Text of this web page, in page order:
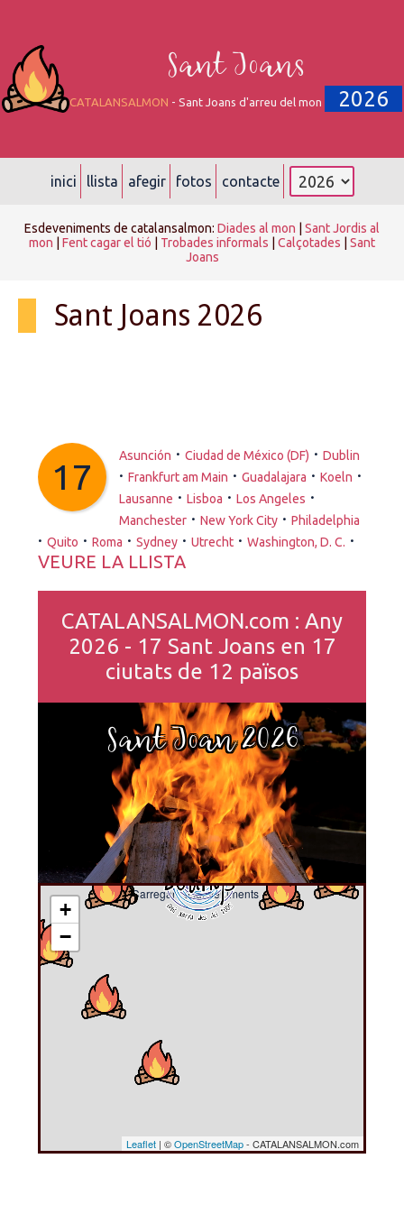
Sant Joans
CATALANSALMON - Sant Joans d'arreu del mon 2026
inici llista afegir fotos contacte
Esdeveniments de catalansalmon: Diades al mon
Sant Jordis al
mon
Fent cagar el tió Trobades informals Calçotades
Sant
Joans
Sant Joans 2026
17
Asunción · Ciudad de México (DF) · Dublin
· Frankfurt am Main · Guadalajara · Koeln ·
Lausanne · Lisboa · Los Angeles ·
Manchester · New York City · Philadelphia
· Quito · Roma · Sydney · Utrecht · Washington, D. C. ·
VEURE LA LLISTA
CATALANSALMON.com : Any
2026 - 17 Sant Joans en 17
ciutats de 12 països
Sant Joan 2026
Carregant esdeveniments ....
+
−
Leaflet | ©OpenStreetMap- CATALANSALMON.com